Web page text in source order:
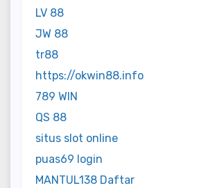
LV 88
JW 88
tr88
https://okwin88.info
789 WIN
QS 88
situs slot online
puas69 login
MANTUL138 Daftar